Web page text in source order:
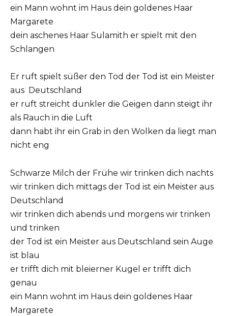
ein Mann wohnt im Haus dein goldenes Haar
Margarete
dein aschenes Haar Sulamith er spielt mit den
Schlangen
Er ruft spielt süßer den Tod der Tod ist ein Meister
aus Deutschland
er ruft streicht dunkler die Geigen dann steigt ihr
als Rauch in die Luft
dann habt ihr ein Grab in den Wolken da liegt man
nicht eng
Schwarze Milch der Frühe wir trinken dich nachts
wir trinken dich mittags der Tod ist ein Meister aus
Deutschland
wir trinken dich abends und morgens wir trinken
und trinken
der Tod ist ein Meister aus Deutschland sein Auge
ist blau
er trifft dich mit bleierner Kugel er trifft dich
genau
ein Mann wohnt im Haus dein goldenes Haar
Margarete